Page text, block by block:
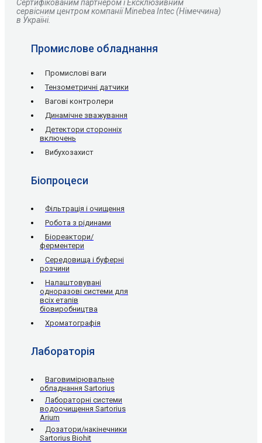
Сертифікованим партнером і Ексклюзивним
сервісним центром компанії Minebea Intec (Німеччина)
в Україні.
Промислове обладнання
Промислові ваги
Тензометричні датчики
Вагові контролери
Динамічне зважування
Детектори сторонніх
включень
Вибухозахист
Біопроцеси
Фільтрація і очищення
Робота з рідинами
Біореактори/
ферментери
Середовища і буферні
розчини
Налаштовувані
одноразові системи для
всіх етапів
біовиробництва
Хроматографія
Лабораторія
Ваговимірювальне
обладнання Sartorius
Лабораторні системи
водоочищення Sartorius
Arium
Дозатори/накінечники
Sartorius Biohit